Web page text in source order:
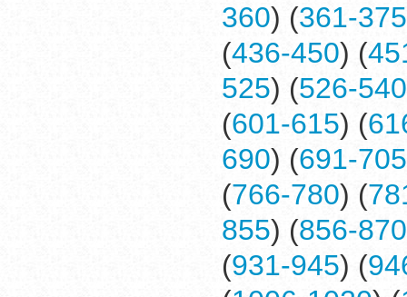
360) (361-375
(436-450) (
525) (526-540
(601-615) (
690) (691-705
(766-780) (
855) (856-870
(931-945) (